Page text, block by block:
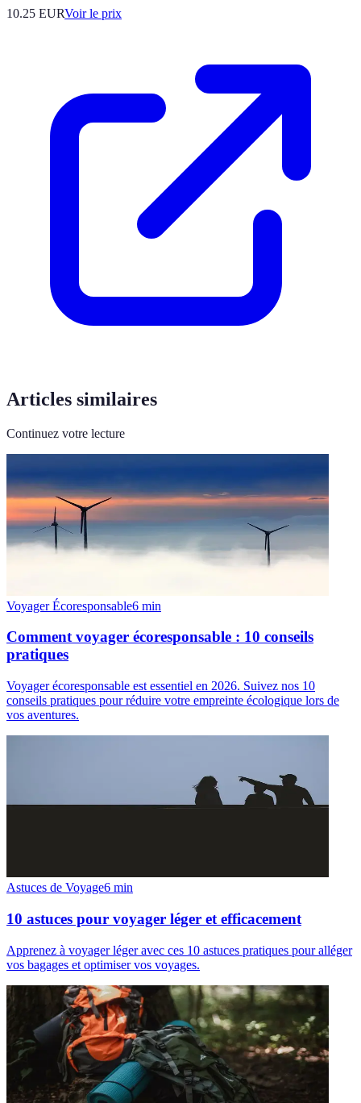
10.25 EURVoir le prix
Articles similaires
Continuez votre lecture
Voyager Écoresponsable6 min
Comment voyager écoresponsable : 10 conseils
pratiques
Voyager écoresponsable est essentiel en 2026. Suivez nos 10
conseils pratiques pour réduire votre empreinte écologique lors de
vos aventures.
Astuces de Voyage6 min
10 astuces pour voyager léger et efficacement
Apprenez à voyager léger avec ces 10 astuces pratiques pour alléger
vos bagages et optimiser vos voyages.